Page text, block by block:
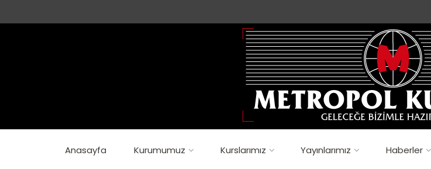
Anasayfa Kurumumuz Kurslarımız Yayınlarımız Haberler